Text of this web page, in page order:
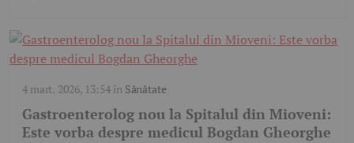
4 mart. 2026, 13:54în Sănătate
Gastroenterolog nou la Spitalul din Mioveni:
Este vorba despre medicul Bogdan Gheorghe